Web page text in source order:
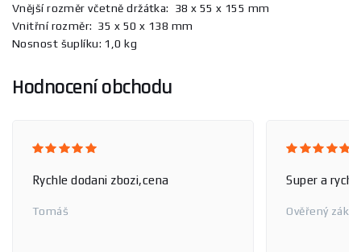
Vnější rozměr včetně držátka: 38 x 55 x 155 mm
Vnitřní rozměr: 35 x 50 x 138 mm
Nosnost šuplíku: 1,0 kg
Hodnocení obchodu
Rychle dodani zbozi,cena
Tomáš
Super a
Ověřený